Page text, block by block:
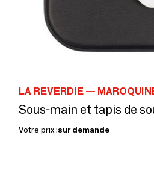
LA REVERDIE —
Sous-main et tapis de
Votre prix :sur demande